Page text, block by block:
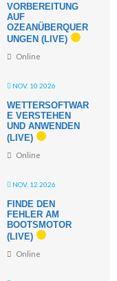
VORBEREITUNG
AUF
OZEANÜBERQUER
UNGEN (LIVE)
Online
NOV. 10 2026
WETTERSOFTWAR
E VERSTEHEN
UND ANWENDEN
(LIVE)
Online
NOV. 12 2026
FINDE DEN
FEHLER AM
BOOTSMOTOR
(LIVE)
Online